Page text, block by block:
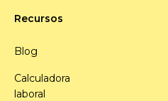
Recursos
Blog
Calculadora
laboral